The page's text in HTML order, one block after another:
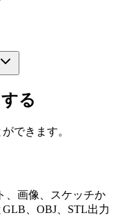
る
できます。
、画像、スケッチか
、OBJ、STL出力